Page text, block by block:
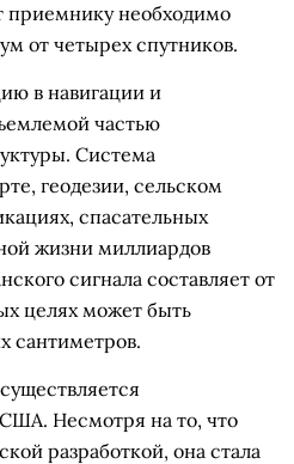
приемнику необходимо
от четырех спутников.
в навигации и
частью
Система
геодезии, сельском
спасательных
жизни миллиардов
сигнала составляет от
целях может быть
сантиметров.
Несмотря на то, что
разработкой, она стала